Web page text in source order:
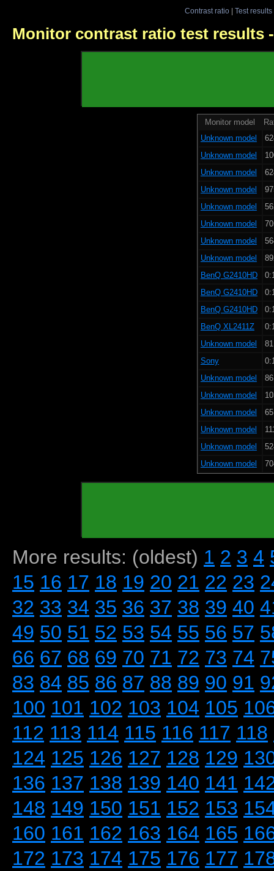
Contrast ratio| Test results
Monitor contrast ratio test results
Monitor model
Unknown model
Unknown model
Unknown model
Unknown model
Unknown model
Unknown model
Unknown model
Unknown model
BenQ G2410HD
BenQ G2410HD
BenQ G2410HD
BenQ XL2411Z
Unknown model
Sony
Unknown model
Unknown model
Unknown model
Unknown model
Unknown model
Unknown model
More results: (oldest) 1 2 3 4
15 16 17 18 19 20 21 22 23
32 33 34 35 36 37 38 39 40
49 50 51 52 53 54 55 56 57
66 67 68 69 70 71 72 73 74
83 84 85 86 87 88 89 90 91
100 101 102 103 104 105
112 113 114 115 116 117 118
124 125 126 127 128 129
136 137 138 139 140 141
148 149 150 151 152 153
160 161 162 163 164 165
172 173 174 175 176 177